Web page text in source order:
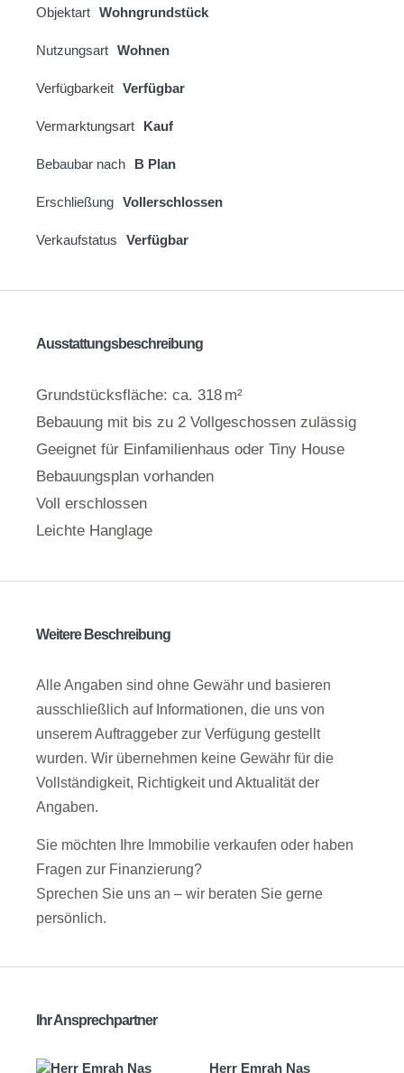
Objektart Wohngrundstück
Nutzungsart Wohnen
Verfügbarkeit Verfügbar
Vermarktungsart Kauf
Bebaubar nach B Plan
Erschließung Vollerschlossen
Verkaufstatus Verfügbar
Ausstattungsbeschreibung
Grundstücksfläche: ca. 318 m²
Bebauung mit bis zu 2 Vollgeschossen zulässig
Geeignet für Einfamilienhaus oder Tiny House
Bebauungsplan vorhanden
Voll erschlossen
Leichte Hanglage
Weitere Beschreibung
Alle Angaben sind ohne Gewähr und basieren
ausschließlich auf Informationen, die uns von
unserem Auftraggeber zur Verfügung gestellt
wurden. Wir übernehmen keine Gewähr für die
Vollständigkeit, Richtigkeit und Aktualität der
Angaben.
Sie möchten Ihre Immobilie verkaufen oder haben
Fragen zur Finanzierung?
Sprechen Sie uns an – wir beraten Sie gerne
persönlich.
Ihr Ansprechpartner
Herr Emrah Nas